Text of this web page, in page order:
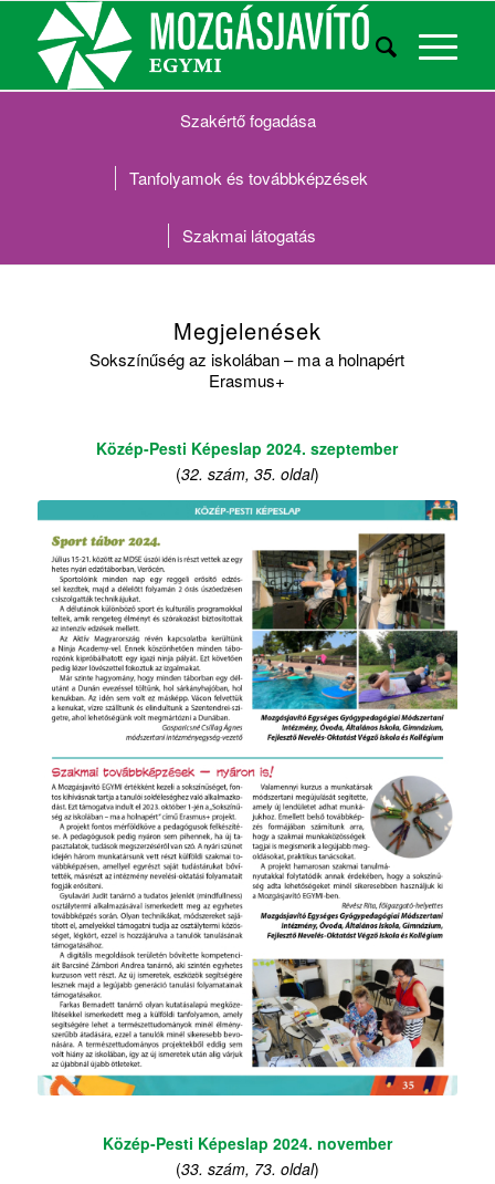
Szakértő fogadása
Tanfolyamok és továbbképzések
Szakmai látogatás
Megjelenések
Sokszínűség az iskolában – ma a holnapért
Erasmus+
Közép-Pesti Képeslap 2024. szeptember
(32. szám, 35. oldal)
Közép-Pesti Képeslap 2024. november
(33. szám, 73. oldal)